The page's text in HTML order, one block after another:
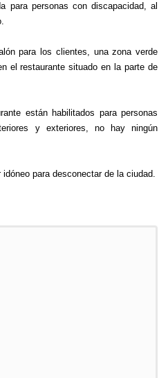
para personas con discapacidad, al
para los clientes, una zona verde
el restaurante situado en la parte de
están habilitados para personas
y exteriores, no hay ningún
para desconectar de la ciudad.